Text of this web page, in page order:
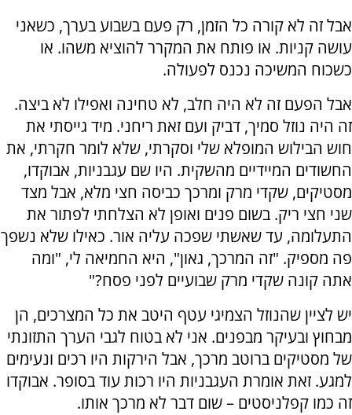
אבל זה לא קורה כל הזמן, רק פעם בשבוע בערך, כשאני
עושה קניות. או פותח את המקרר להוציא משהו. או
כשכוח המשיכה נכנס לפעולה.
אבל הפעם זה לא היה חלב, לא טחינה ואפילו לא ביצה.
זה היה נוזל סמיך, דביק ועם זאת ריחני. מיד גייסתי את
חוש הבילוש המופלא שלי וסקרתי, שלא לומר חקרתי, את
החשודים המיידיים מהשקית. היו שם עגבניות, אבוקדו,
מסטיקים, שקדי מרק ומרכך כביסה חצי מלא, אבל מצד
שני חצי ריק. בשום פנים ואופן לא הצלחתי לפתור את
התעלומה, עד שאשתי שפכה עליה אור. כאילו שלא נשפך
פה מספיק. "זה המרכך, גאון", היא החמיאה לי, "ומה
אתה קונה שקדי מרק שבועיים לפני פסח?"
יש לציין שהנוזל הצמיגי עטף היטב את כל המצרכים, הן
מבחוץ ובעיקר מבפנים. אני לא בטוח לגבי הערך התזונתי
של מסטיקים ברוטב מרכך, אבל הירקות היו רכים ונעימים
למגע. זאת אומרת העגבניות היו רכות עוד בסופר. אבוקדו
זה כמו קפלניסטים – שום דבר לא מרכך אותו.